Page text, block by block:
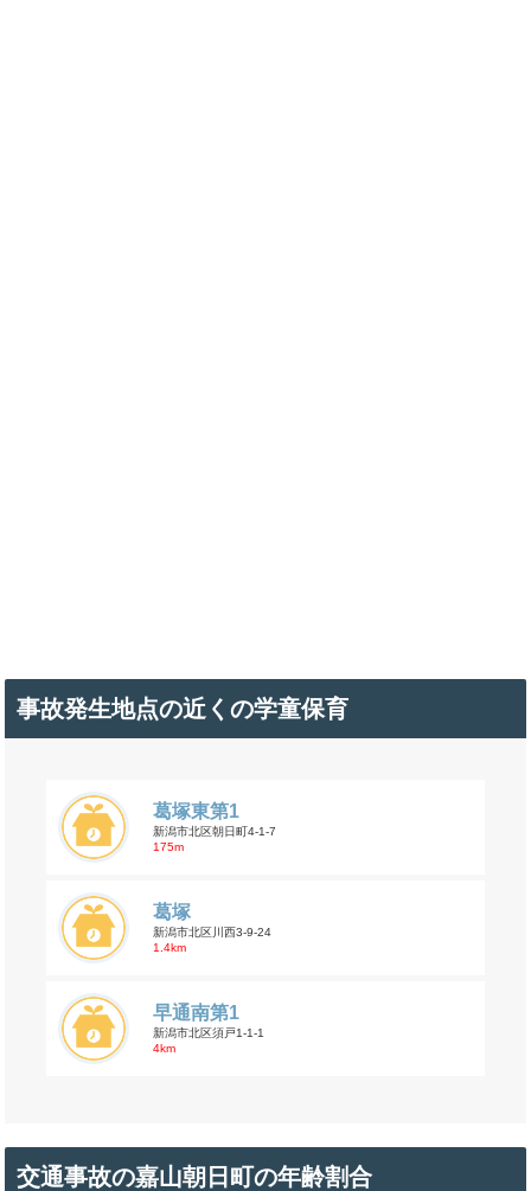
事故発生地点の近くの学童保育
葛塚東第1
新潟市北区朝日町4-1-7
175m
葛塚
新潟市北区川西3-9-24
1.4km
早通南第1
新潟市北区須戸1-1-1
4km
交通事故の嘉山朝日町の年齢割合